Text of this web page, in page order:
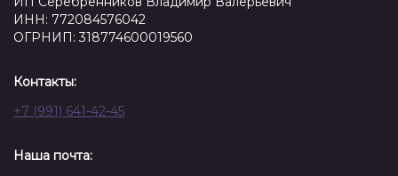
ИНН: 772084576042
ОГРНИП: 318774600019560
Контакты:
+7 (991) 641-42-45
Наша почта: